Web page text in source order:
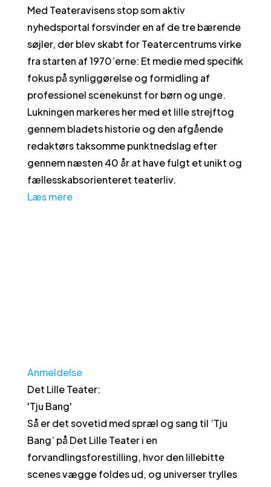
Med Teateravisens stop som aktiv
nyhedsportal forsvinder en af de tre bærende
søjler, der blev skabt for Teatercentrums virke
fra starten af 1970’erne: Et medie med specifik
fokus på synliggørelse og formidling af
professionel scenekunst for børn og unge.
Lukningen markeres her med et lille strejftog
gennem bladets historie og den afgående
redaktørs taksomme punktnedslag efter
gennem næsten 40 år at have fulgt et unikt og
fællesskabsorienteret teaterliv.
Læs mere
Anmeldelse
Det Lille Teater:
'Tju Bang'
Så er det sovetid med spræl og sang til ’Tju
Bang’ på Det Lille Teater i en
forvandlingsforestilling, hvor den lillebitte
scenes vægge foldes ud, og universer trylles